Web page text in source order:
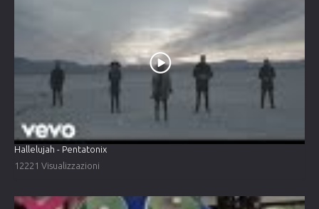
Hallelujah - Pentatonix
12221 Visualizzazioni